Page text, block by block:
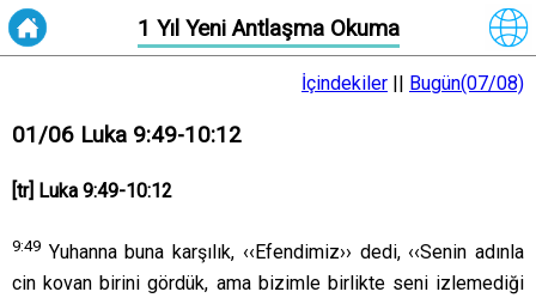
1 Yıl Yeni Antlaşma Okuma
İçindekiler || Bugün(07/08)
01/06 Luka 9:49-10:12
[tr] Luka 9:49-10:12
9:49 Yuhanna buna karşılık, ‹‹Efendimiz›› dedi, ‹‹Senin adınla
cin kovan birini gördük, ama bizimle birlikte seni izlemediği